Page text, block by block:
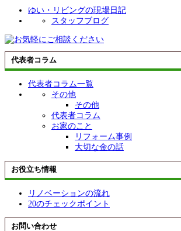
ゆい・リビングの現場日記
スタッフブログ
代表者コラム
代表者コラム一覧
その他
その他
代表者コラム
お家のこと
リフォーム事例
大切な金の話
お役立ち情報
リノベーションの流れ
20のチェックポイント
お問い合わせ